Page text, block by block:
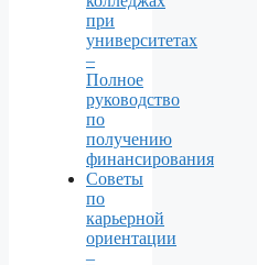
при
университетах
–
Полное
руководство
по
получению
финансирования
Советы
по
карьерной
ориентации
–